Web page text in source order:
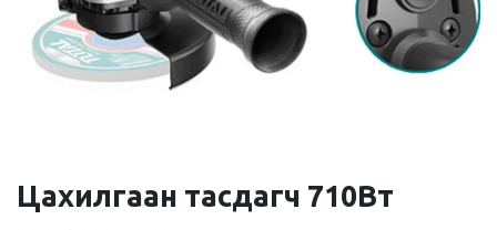
Цахилгаан тасдагч 710Вт